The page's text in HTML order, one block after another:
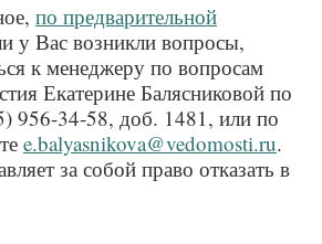
по предварительной
у Вас возникли вопросы,
к менеджеру по вопросам
Екатерине Балясниковой по
956-34-58, доб. 1481, или по
e.balyasnikova@vedomosti.ru.
за собой право отказать в